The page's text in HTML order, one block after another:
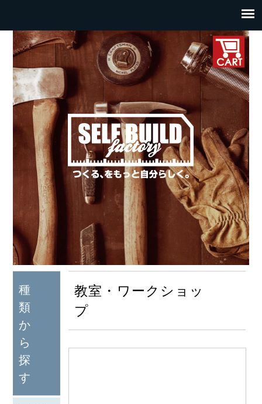
種
類
か
ら
探
す
教室・ワークショッ
プ